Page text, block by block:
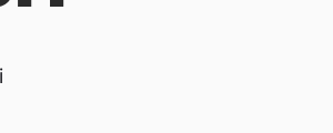
i